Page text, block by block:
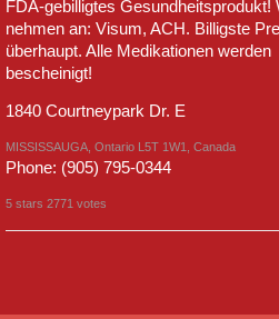
FDA-gebilligtes Gesundheitsprodukt!
nehmen an: Visum, ACH. Billigste
überhaupt. Alle Medikationen werden
bescheinigt!
1840 Courtneypark Dr. E
MISSISSAUGA Ontario L5T 1W1 Canada
Phone: (905) 795-0344
5 stars 2771 votes